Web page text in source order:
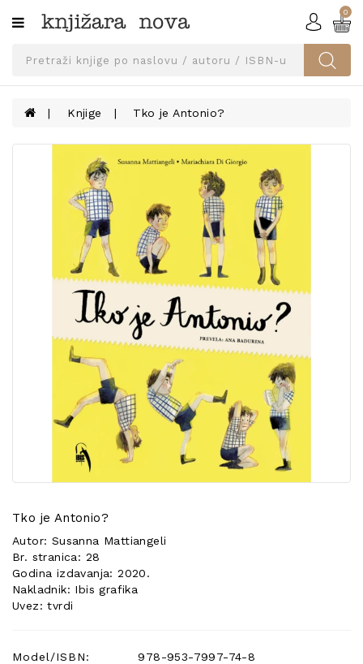
Kategorije
SVEUČILIŠNA
UDŽBENICI
KNJIGE
PRIBOR
UDŽBENIKE!
0
Knjige Tko je Antonio?
Tko je Antonio?
Autor: Susanna Mattiangeli
Br. stranica: 28
Godina izdavanja: 2020.
Nakladnik: Ibis grafika
Uvez: tvrdi
Model/ISBN:
978-953-7997-74-8